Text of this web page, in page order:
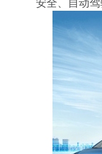
安全、自动